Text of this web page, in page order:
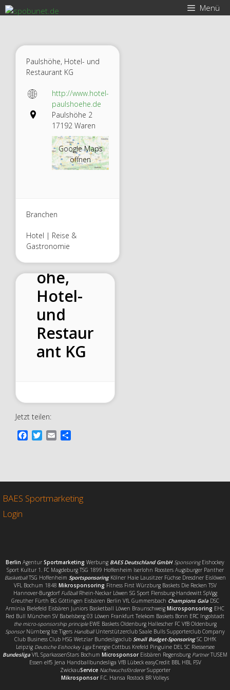
Zum
Inhalt
Menü
Paulshöhe, Hotel- und
Restaurant KG
http://www.hotel-
paulshoehe.de
Paulshöhe 2
17192 Waren
Google Maps
öffnen
Branchen
Hotel | Reise &
Gastronomie
Paulsh
öhe,
Hotel-
und
Restaur
ant KG
Jetzt teilen:
o
k
r
BAES Sportmarketing
Login
Berlin Agentur Sportmarketing Werbung BAES Deutschland GmbH SponsoringEishockey
Sport Kultur 1. FC Magdeburg TSG 1899 Hoffenheim Iserlohn Roosters Augsburger Panther
BasketballTSG Hoffenheim SportsponsoringKölner Haie Lausitzer Füchse Dresdner Eislöwen
VFL Bochum 1848 Mikrosponsoring Fitness First Würzburg Baskets Die Recken TSV
Hannover-Burgdorf FußballRhein-Neckar Löwen SG Sport Flensburg-Handewitt SpVgg
Greuther Fürth BG Göttingen Eisbären Berlin VfL Gummersbach Champions GalaDSC
Arminia Bielefeld Eisbären Juniors Basketball Löwen Braunschweig Microsponsoring EHC
Red Bull München SV Babelsberg 03 Löwen Frankfurt Telekom Baskets Bonn ERC Ingolstadt
the micro-sponsorship principleEWE Baskets Oldenburg Hallescher FC VfB Oldenburg
SponsorNürnberg Ice Tigers HandballUnterstützerclub Saale Bulls Supporterclub Company
Club Business Club HSG Wetzlar Bundesligaclub Small Budget-SponsoringSC DHfK
Leipzig Deutsche Eishockey LigaEnergie Cottbus Krefeld Pinguine DEL SC Riessersee
Bundesliga VfL SparkassenStars Bochum MicrosponsorEisbären Regensburg PartnerTUSEM
Essen elf5 Jena Handballbundesliga VfB Lübeck easyCredit BBL HBL FSV
ZwickauService NachwuchsfördererSupporter
MikrosponsorF.C. Hansa Rostock BR Volleys